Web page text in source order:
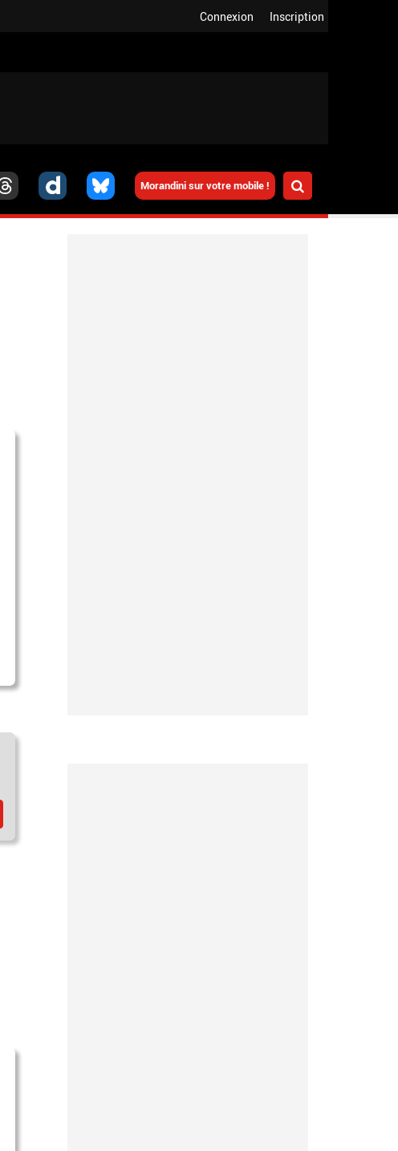
Inscription
Connexion
Morandini sur votre mobile !